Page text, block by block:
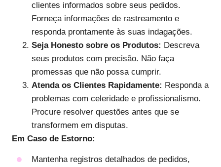
clientes informados sobre seus pedidos.
Forneça informações de rastreamento e
responda prontamente às suas indagações.
Seja Honesto sobre os Produtos: Descreva
seus produtos com precisão. Não faça
promessas que não possa cumprir.
Atenda os Clientes Rapidamente: Responda a
problemas com celeridade e profissionalismo.
Procure resolver questões antes que se
transformem em disputas.
Em Caso de Estorno:
Mantenha registros detalhados de pedidos,